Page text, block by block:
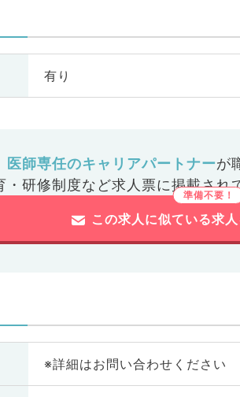
有り
医師専任のキャリアパートナーが
・研修制度など求人票に掲載され
この求人に似ている求
※詳細はお問い合わせください